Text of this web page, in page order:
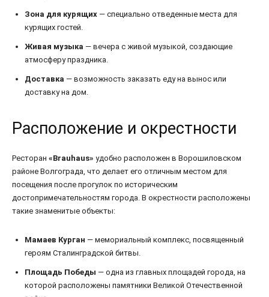
Зона для курящих — специально отведенные места для
курящих гостей.
Живая музыка — вечера с живой музыкой, создающие
атмосферу праздника.
Доставка — возможность заказать еду на вынос или
доставку на дом.
Расположение и окрестности
Ресторан «Brauhaus» удобно расположен в Ворошиловском
районе Волгограда, что делает его отличным местом для
посещения после прогулок по историческим
достопримечательностям города. В окрестности расположены
такие знаменитые объекты:
Мамаев Курган — мемориальный комплекс, посвященный
героям Сталинградской битвы.
Площадь Победы — одна из главных площадей города, на
которой расположены памятники Великой Отечественной